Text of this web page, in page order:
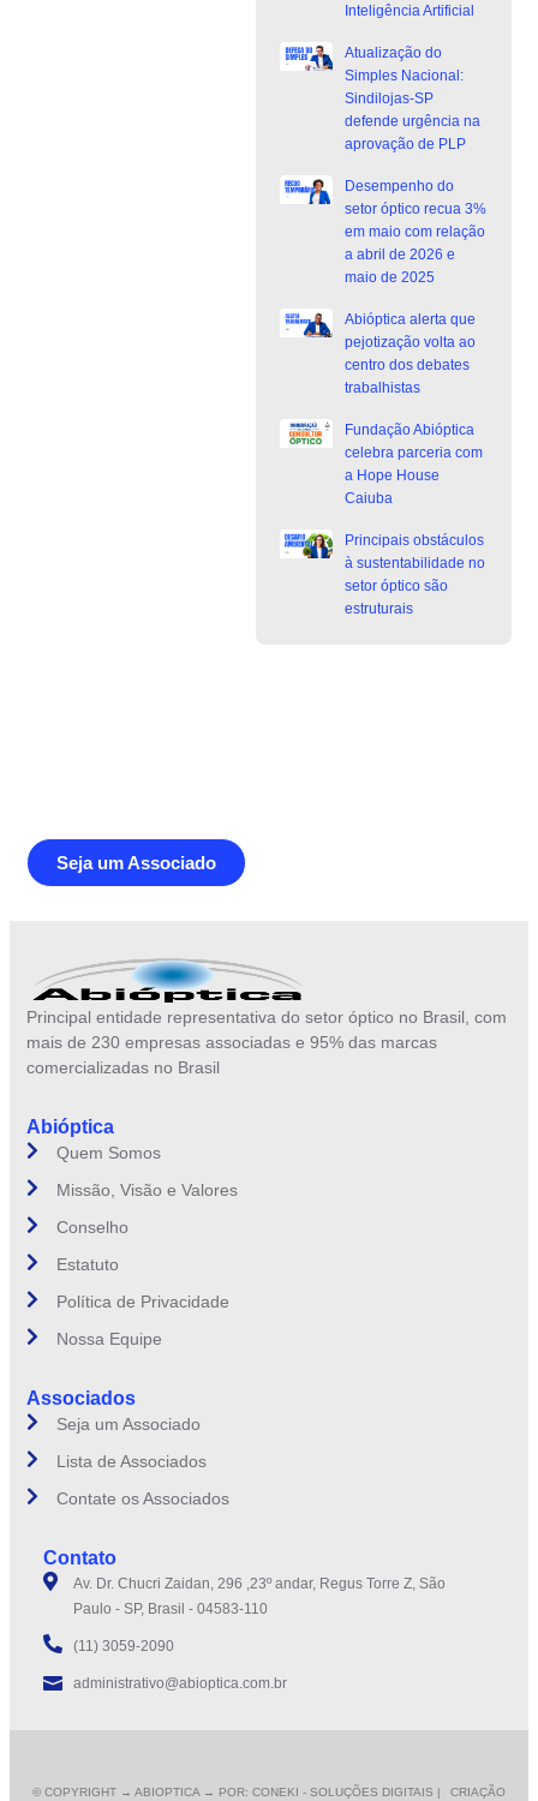
Inteligência Artificial
Atualização do
Simples Nacional:
Sindilojas-SP
defende urgência na
aprovação de PLP
Desempenho do
setor óptico recua 3%
em maio com relação
a abril de 2026 e
maio de 2025
Abióptica alerta que
pejotização volta ao
centro dos debates
trabalhistas
Fundação Abióptica
celebra parceria com
a Hope House
Caiuba
Principais obstáculos
à sustentabilidade no
setor óptico são
estruturais
Seja um Associado
Principal entidade representativa do setor óptico no Brasil, com
mais de 230 empresas associadas e 95% das marcas
comercializadas no Brasil
Abióptica
Quem Somos
Missão, Visão e Valores
Conselho
Estatuto
Política de Privacidade
Nossa Equipe
Associados
Seja um Associado
Lista de Associados
Contate os Associados
Contato
Av. Dr. Chucri Zaidan, 296 ,23º andar, Regus Torre Z, São
Paulo - SP, Brasil - 04583-110
(11) 3059-2090
administrativo@abioptica.com.br
© COPYRIGHT → ABIOPTICA → POR: CONEKI - SOLUÇÕES DIGITAIS | CRIAÇÃO